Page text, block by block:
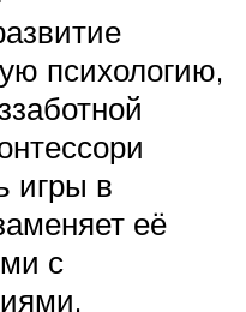
психологию,
игры в
её
с